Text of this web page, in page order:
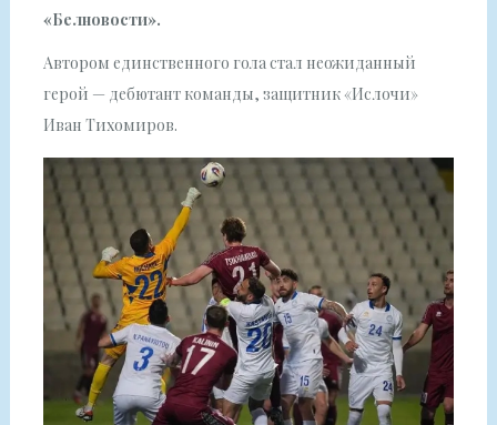
«Белновости».
Автором единственного гола стал неожиданный
герой — дебютант команды, защитник «Ислочи»
Иван Тихомиров.